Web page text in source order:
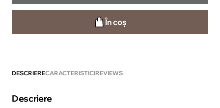
În coș
DESCRIERECARACTERISTICIREVIEWS
Descriere